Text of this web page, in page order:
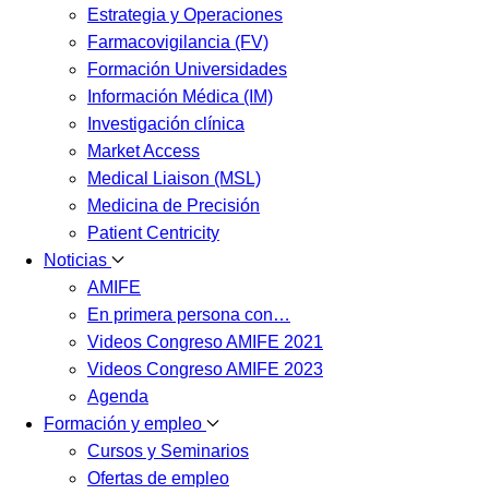
Estrategia y Operaciones
Farmacovigilancia (FV)
Formación Universidades
Información Médica (IM)
Investigación clínica
Market Access
Medical Liaison (MSL)
Medicina de Precisión
Patient Centricity
Noticias
AMIFE
En primera persona con…
Videos Congreso AMIFE 2021
Videos Congreso AMIFE 2023
Agenda
Formación y empleo
Cursos y Seminarios
Ofertas de empleo